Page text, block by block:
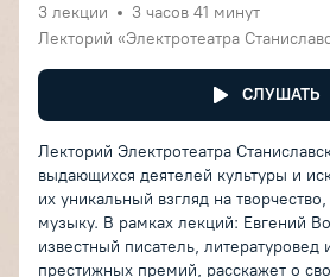
3 лекции
3 часов 41 минут
Лекторий «Электротеатра
СЛУШАТЬ
Лекторий Электротеатра
выдающихся деятелей культуры и
их уникальный взгляд на
музыку. В рамках лекций: Евгений
известный писатель, литературовед
престижных премий, расскажет о